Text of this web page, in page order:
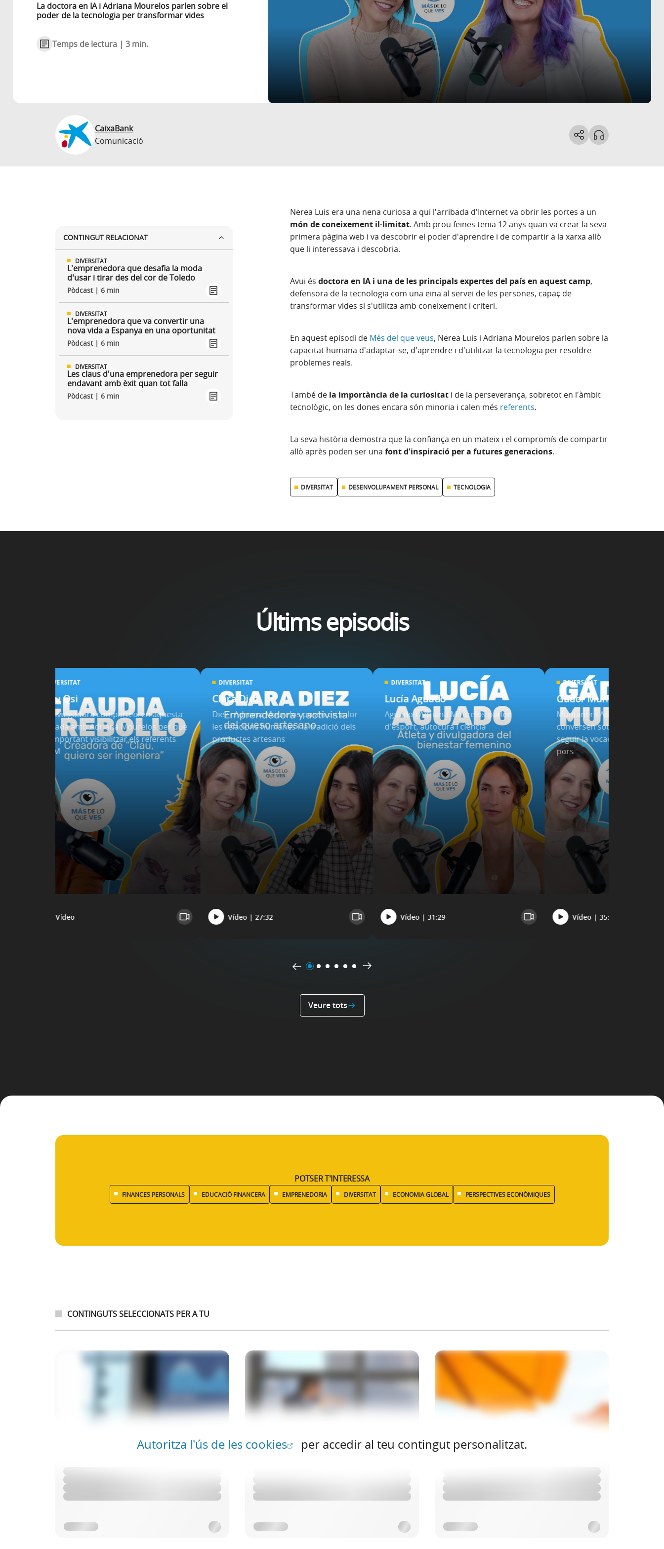
La doctora en IA i Adriana Mourelos parlen sobre el
poder de la tecnologia per transformar vides
Temps de lectura | 3 min.
CaixaBank
Comunicació
CONTINGUT RELACIONAT
DIVERSITAT
L'emprenedora que desafia la moda
d'usar i tirar des del cor de Toledo
Pòdcast | 6 min
DIVERSITAT
L'emprenedora que va convertir una
nova vida a Espanya en una oportunitat
Pòdcast | 6 min
DIVERSITAT
Les claus d'una emprenedora per seguir
endavant amb èxit quan tot falla
Pòdcast | 6 min
Nerea Luis era una nena curiosa a qui l'arribada d'Internet va obrir les portes a un
món de coneixement il·limitat. Amb prou feines tenia 12 anys quan va crear la seva
primera pàgina web i va descobrir el poder d'aprendre i de compartir a la xarxa allò
que li interessava i descobria.
Avui és doctora en IA i una de les principals expertes del país en aquest camp,
defensora de la tecnologia com una eina al servei de les persones, capaç de
transformar vides si s'utilitza amb coneixement i criteri.
En aquest episodi de Més del que veus, Nerea Luis i Adriana Mourelos parlen sobre la
capacitat humana d'adaptar-se, d'aprendre i d'utilitzar la tecnologia per resoldre
problemes reals.
També de la importància de la curiositati de la perseverança, sobretot en l'àmbit
tecnològic, on les dones encara són minoria i calen més referents.
La seva història demostra que la confiança en un mateix i el compromís de compartir
allò après poden ser una font d'inspiració per a futures generacions.
DIVERSITAT DESENVOLUPAMENT PERSONAL TECNOLOGIA
Últims episodis
DIVERSITAT
Clau Qsi
La divulgadora comparteix en aquesta
xerrada amb Adriana Mourelos per què
és important visibilitzar els referents
STEM
Vídeo
DIVERSITAT
Clara Diez
Diez i Adriana Mourelos posen en valor
les relacions humanes i la tradició dels
productes artesans
Vídeo | 27:32
DIVERSITAT
Lucía Aguado
Aguado i Adriana Mourelos parlen
d'esport, autocura i ciència
Vídeo | 31:29
DIVERSITAT
Gádor Muntaner
Muntaner i Adriana
conversen sobre la
seguir la vocació i enfrontar-
pors
Vídeo | 35:04
Veure tots
POTSER T'INTERESSA
FINANCES PERSONALS EDUCACIÓ FINANCERA EMPRENEDORIA DIVERSITAT ECONOMIA GLOBAL PERSPECTIVES ECONÒMIQUES
CONTINGUTS SELECCIONATS PER A TU
Autoritza l'ús de les cookies(Obre en finestra nova)
per accedir al teu contingut personalitzat.